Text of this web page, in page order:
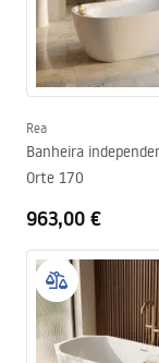
Rea
Banheira
Orte 170
963,00 €